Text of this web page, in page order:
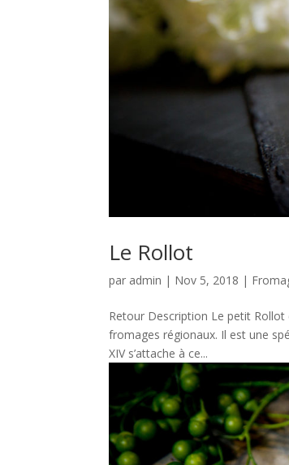
Le Rollot
par admin | Nov 5, 2018 |
Retour Description Le petit
fromages régionaux. Il est une
XIV s’attache à ce...